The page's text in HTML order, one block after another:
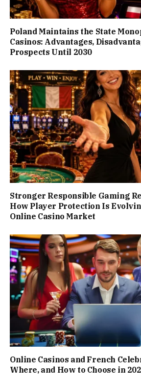
Poland Maintains the State
Casinos: Advantages,
Prospects Until 2030
Stronger Responsible Gaming
How Player Protection Is
Online Casino Market
Online Casinos and French
Where, and How to Choose in